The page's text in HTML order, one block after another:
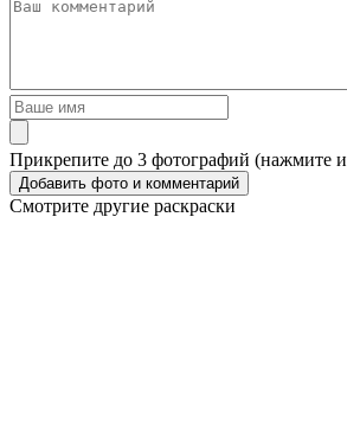
Прикрепите до 3 фотографий (нажмите
Смотрите другие раскраски